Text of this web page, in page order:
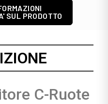
SUL PRODOTTO
C-Ruote